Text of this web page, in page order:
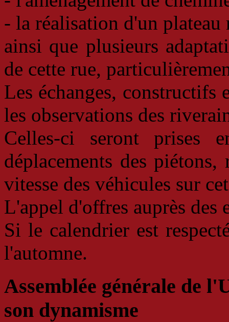
- la réalisation d'un plateau
ainsi que plusieurs
de cette rue,
Les échanges,
les observations des
Celles-ci seront prises
déplacements des
vitesse des véhicules sur
L'appel d'offres auprès des
Si le calendrier est
l'automne.
Assemblée générale de
son dynamisme